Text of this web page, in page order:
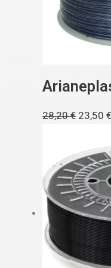
28,20€ 23,50 €